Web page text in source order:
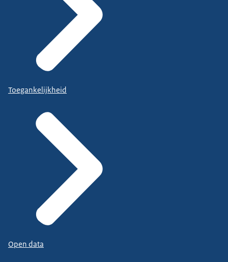
Toegankelijkheid
Open data